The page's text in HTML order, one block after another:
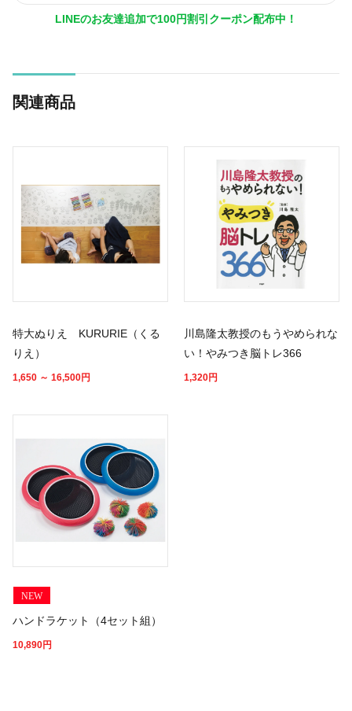
LINEのお友達追加で100円割引クーポン配布中！
関連商品
特大ぬりえ KURURIE（くる
りえ）
1,650 ～ 16,500円
川島隆太教授のもうやめられな
い！やみつき脳トレ366
1,320円
NEW
ハンドラケット（4セット組）
10,890円